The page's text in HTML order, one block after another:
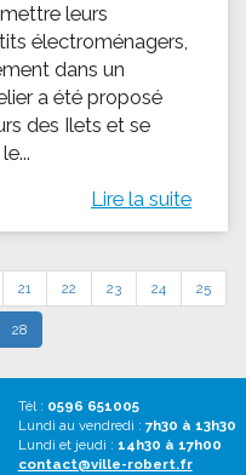
leurs
électroménagers,
dans un
a été proposé
des Ilets et se
Lire la suite
21 22 23 24 25
28
Tél : 0596 651005
Lundi au vendredi : 7h30 à 13h30
Lundi et jeudi : 14h30 à 17h00
contact@ville-robert.fr